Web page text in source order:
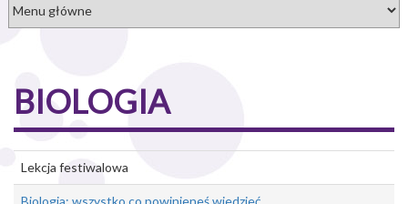
BIOLOGIA
Lekcja festiwalowa
Biologia: wszystko co powinieneś wiedzieć